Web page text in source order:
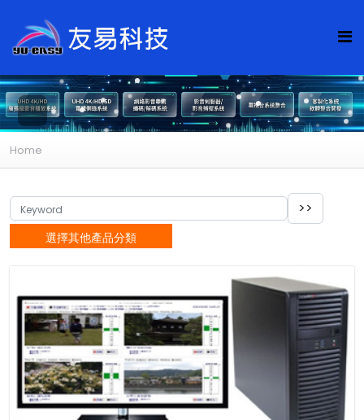
Home
選擇其他產品分類